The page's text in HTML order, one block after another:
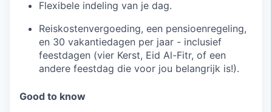
Flexibele indeling van je dag.
Reiskostenvergoeding, een pensioenregeling,
en 30 vakantiedagen per jaar - inclusief
feestdagen (vier Kerst, Eid Al-Fitr, of een
andere feestdag die voor jou belangrijk is!).
Good to know